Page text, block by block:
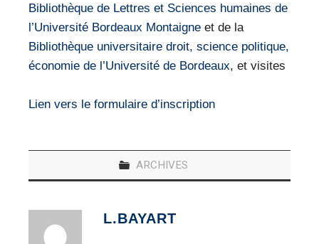
Bibliothèque de Lettres et Sciences humaines de
l’Université Bordeaux Montaigne et de la
Bibliothèque universitaire droit, science politique,
économie de l’Université de Bordeaux, et visites
Lien vers le formulaire d’inscription
ARCHIVES
L.BAYART